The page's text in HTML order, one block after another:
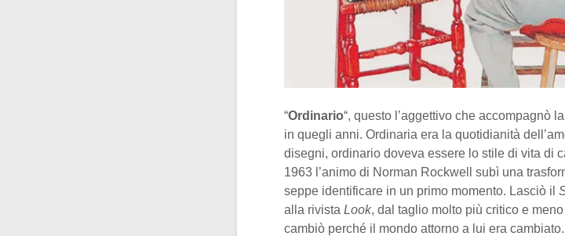
“Ordinario“, questo l’aggettivo che accompagnò
in quegli anni. Ordinaria era la quotidianità
disegni, ordinario doveva essere lo stile di vita di
1963 l’animo di Norman Rockwell subì una
seppe identificare in un primo momento. Lasciò il
alla rivista Look, dal taglio molto più critico e
cambiò perché il mondo attorno a lui era